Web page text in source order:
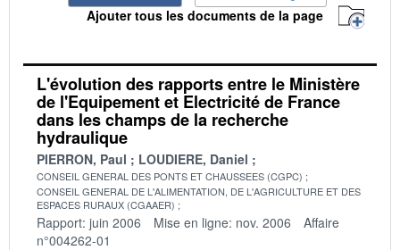
Ajouter tous les documents de la page
L'évolution des rapports entre le Ministère
de l'Equipement et Electricité de France
dans les champs de la recherche
hydraulique
PIERRON, Paul LOUDIERE, Daniel
CONSEIL GENERAL DES PONTS ET CHAUSSEES (CGPC)
CONSEIL GENERAL DE L'ALIMENTATION, DE L'AGRICULTURE ET DES
ESPACES RURAUX (CGAAER)
Rapport: juin 2006 Mise en ligne: nov. 2006
Affaire
n°004262-01